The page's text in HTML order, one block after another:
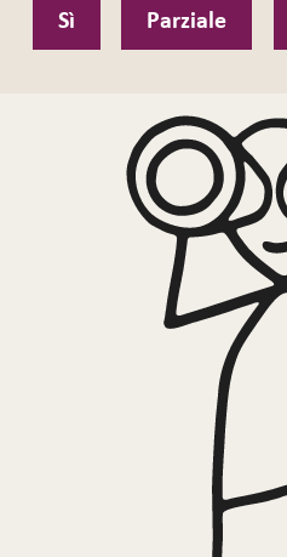
Sì Parziale